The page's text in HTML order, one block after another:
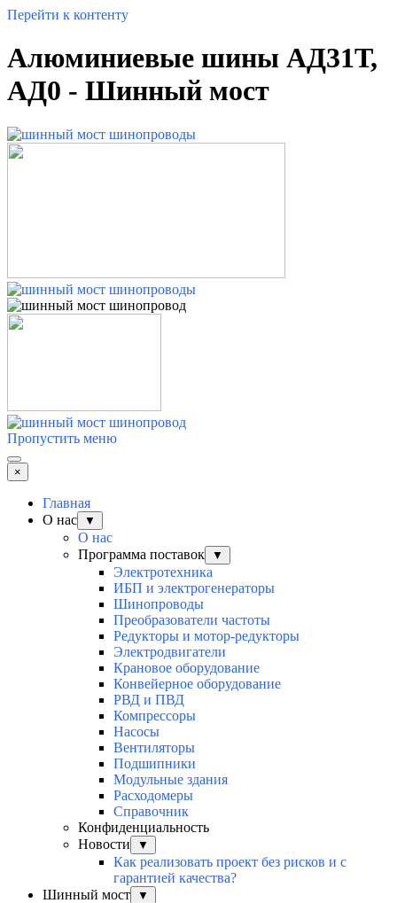
Перейти к контенту
Алюминиевые шины АД31Т,
АД0 - Шинный мост
Пропустить меню
×
Главная
О нас
▼
О нас
Программа поставок
▼
Электротехника
ИБП и электрогенераторы
Шинопроводы
Преобразователи частоты
Редукторы и мотор-редукторы
Электродвигатели
Крановое оборудование
Конвейерное оборудование
РВД и ПВД
Компрессоры
Насосы
Вентиляторы
Подшипники
Модульные здания
Расходомеры
Справочник
Конфиденциальность
Новости
▼
Как реализовать проект без рисков и с
гарантией качества?
Шинный мост
▼